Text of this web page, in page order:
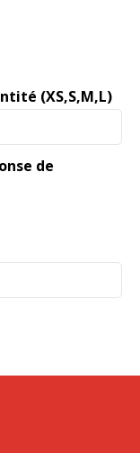
(XS,S,M,L)
de